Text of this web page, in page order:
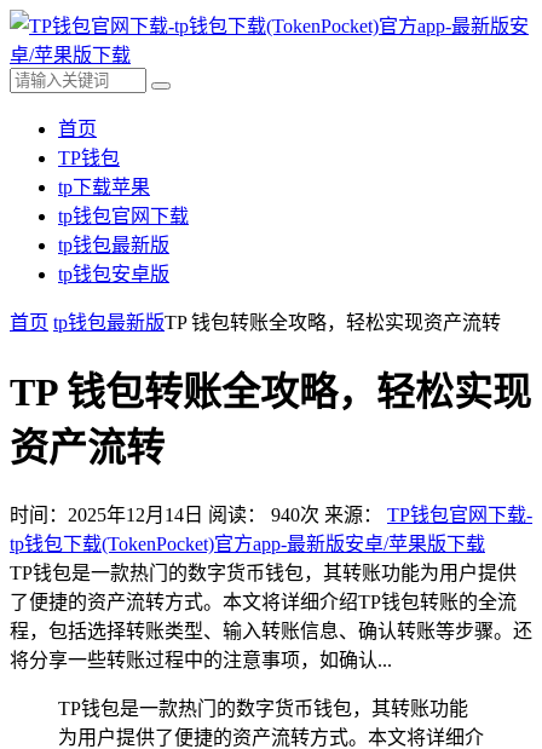
首页
TP钱包
tp下载苹果
tp钱包官网下载
tp钱包最新版
tp钱包安卓版
首页 tp钱包最新版TP 钱包转账全攻略，轻松实现资产流转
TP 钱包转账全攻略，轻松实现
资产流转
时间：2025年12月14日 阅读： 940次 来源： TP钱包官网下载-
tp钱包下载(TokenPocket)官方app-最新版安卓/苹果版下载
TP钱包是一款热门的数字货币钱包，其转账功能为用户提供
了便捷的资产流转方式。本文将详细介绍TP钱包转账的全流
程，包括选择转账类型、输入转账信息、确认转账等步骤。还
将分享一些转账过程中的注意事项，如确认...
TP钱包是一款热门的数字货币钱包，其转账功能
为用户提供了便捷的资产流转方式。本文将详细介